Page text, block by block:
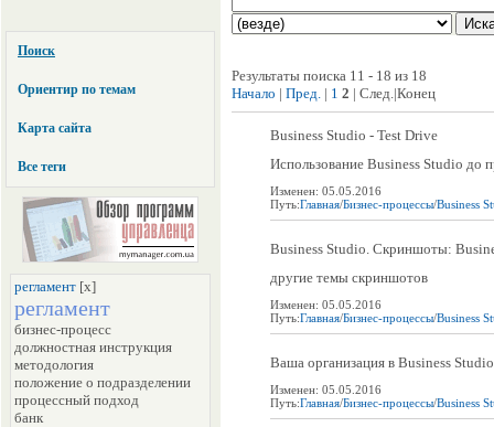
Поиск
Ориентир по темам
Карта сайта
Все теги
регламент [x]
регламент
бизнес-процесс
должностная инструкция
методология
положение о подразделении
процессный подход
банк
Результаты поиска 11 - 18 из 18
Начало | Пред. | 1 2 | След.|Конец
Business Studio - Test Drive
Использование Business Studio до
Изменен: 05.05.2016
Путь:Главная/Бизнес-процессы/Business
Business Studio. Скриншоты:
другие темы скриншотов
Изменен: 05.05.2016
Путь:Главная/Бизнес-процессы/Business
Ваша организация в Business
Изменен: 05.05.2016
Путь:Главная/Бизнес-процессы/Business